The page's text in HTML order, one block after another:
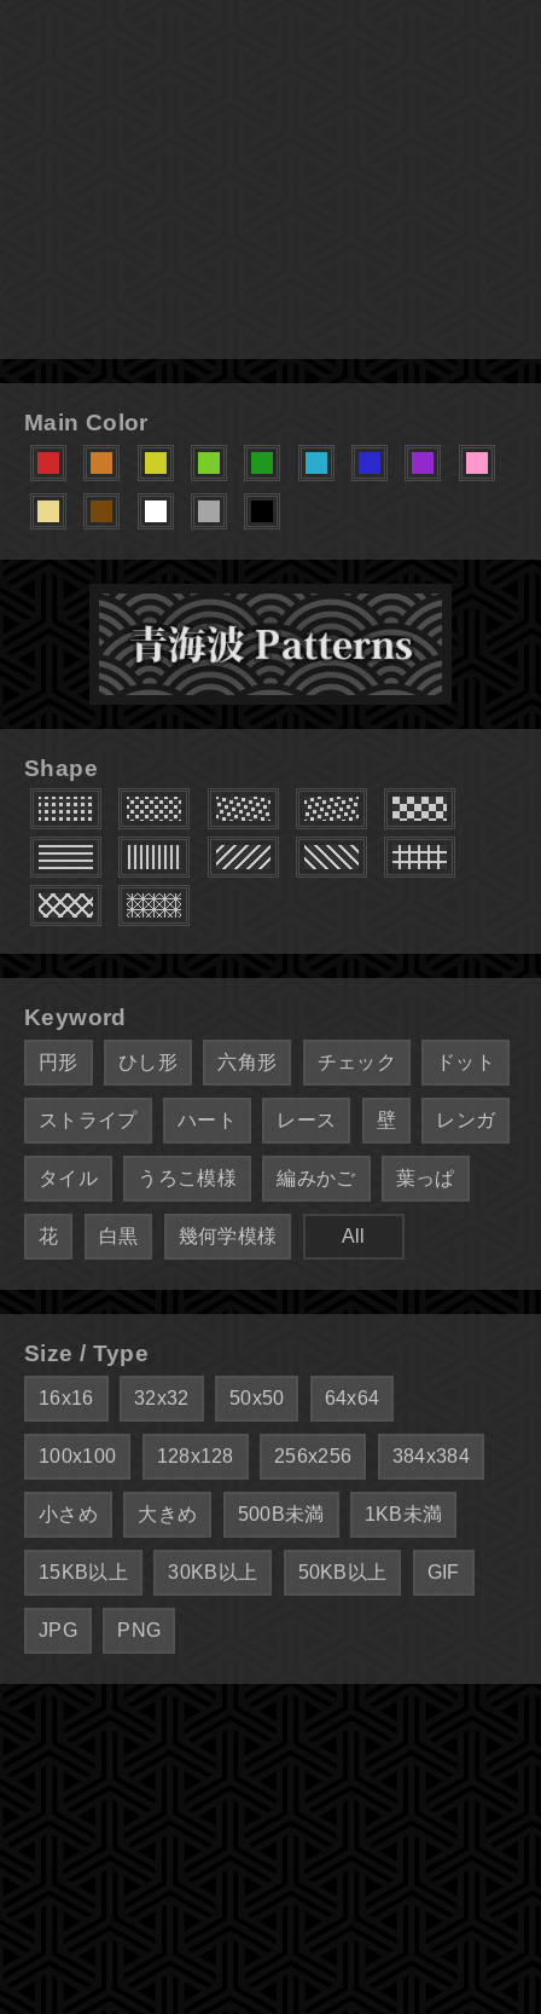
Main Color
Shape
Keyword
円形 ひし形 六角形 チェック ドット
ストライプ ハート レース 壁 レンガ
タイル うろこ模様 編みかご 葉っぱ
花 白黒 幾何学模様 All
Size / Type
16x16 32x32 50x50 64x64
100x100 128x128 256x256 384x384
小さめ 大きめ 500B未満 1KB未満
15KB以上 30KB以上 50KB以上 GIF
JPG PNG